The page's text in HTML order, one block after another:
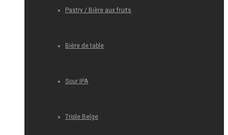
Pastry / Bière aux fruits
Bière de table
Sour IPA
Triple Belge